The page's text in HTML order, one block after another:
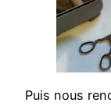
Puis nous